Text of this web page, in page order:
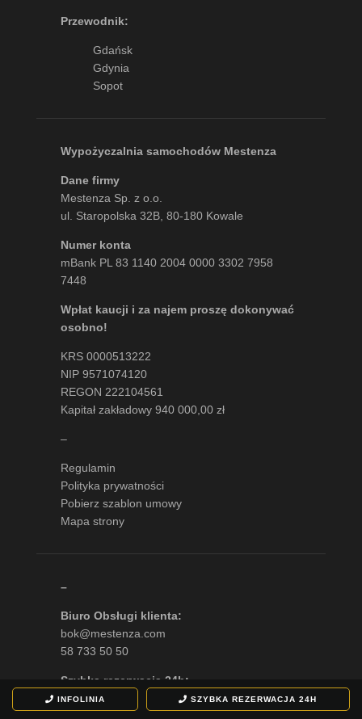
INFOLINIA SZYBKA REZERWACJA24H
Przewodnik:
Gdańsk
Gdynia
Sopot
Wypożyczalnia samochodów Mestenza
Dane firmy
Mestenza Sp. z o.o.
ul. Staropolska 32B, 80-180 Kowale
Numer konta
mBank PL 83 1140 2004 0000 3302 7958
7448
Wpłat kaucji i za najem proszę dokonywać
osobno!
KRS 0000513222
NIP 9571074120
REGON 222104561
Kapitał zakładowy 940 000,00 zł
–
Regulamin
Polityka prywatności
Pobierz szablon umowy
Mapa strony
–
Biuro Obsługi klienta:
bok@mestenza.com
58 733 50 50
Szybka rezerwacja 24h:
507 1111 66